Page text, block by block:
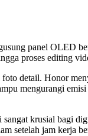
panel OLED
proses editing
detail. Honor
mengurangi emisi
krusial bagi
setelah jam kerja